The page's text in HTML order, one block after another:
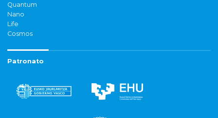
Quantum
Nano
Life
Cosmos
Patronato